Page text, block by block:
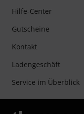
Hilfe-Center
Gutscheine
Kontakt
Ladengeschäft
Service im Überblick